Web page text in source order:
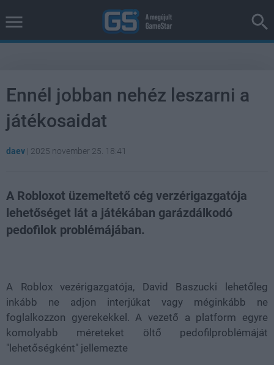
Ennél jobban nehéz leszarni a
játékosaidat
daev | 2025 november 25. 18:41
A Robloxot üzemeltető cég verzérigazgatója
lehetőséget lát a játékában garázdálkodó
pedofilok problémájában.
A Robloxvezérigazgatója, David Baszucki lehetőleg
inkább ne adjon interjúkat vagy méginkább ne
foglalkozzon gyerekekkel. A vezető a platform egyre
komolyabb méreteket öltő pedofilproblémáját
"lehetőségként" jellemezte